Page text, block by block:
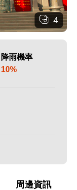
4
降雨機率
10%
周邊資訊